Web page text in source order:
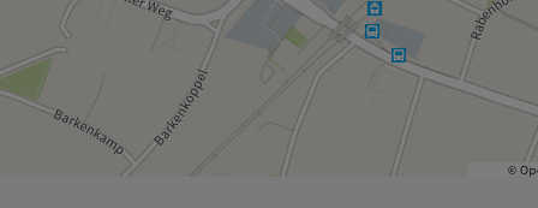
Was unsere Kunden über Marjan sagen
Kompetent